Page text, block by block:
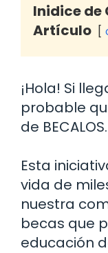
Inidice de
Artículo
¡Hola! Si
probable
de BECALOS.
Esta
vida de
nuestra
becas que
educación